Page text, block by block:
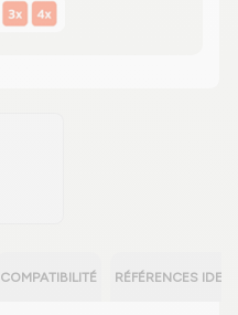
COMPATIBILITÉ RÉFÉRENCES